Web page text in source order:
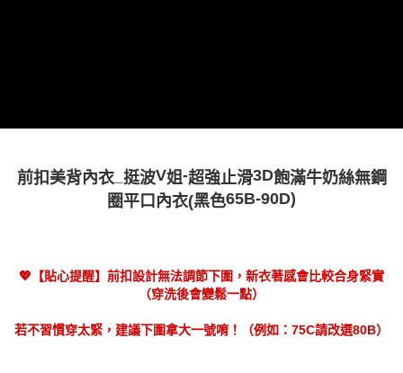
前扣美背內衣_ 挺波V姐-超強止滑3D飽滿牛奶絲無鋼
圈平口內衣(黑色65B-90D)
💖【貼心提醒】前扣設計無法調節下圍，新衣著感會比較合身緊實
（穿洗後會變鬆一點）
若不習慣穿太緊，建議下圍拿大一號唷！（例如：75C請改選80B）